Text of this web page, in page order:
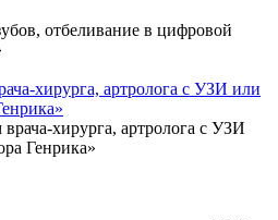
хирурга, артролога с УЗИ или